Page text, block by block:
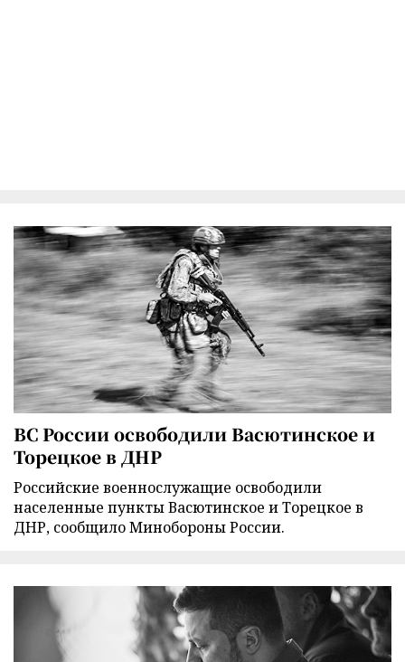
ВС России освободили Васютинское и
Торецкое в ДНР
Российские военнослужащие освободили
населенные пункты Васютинское и Торецкое в
ДНР, сообщило Минобороны России.